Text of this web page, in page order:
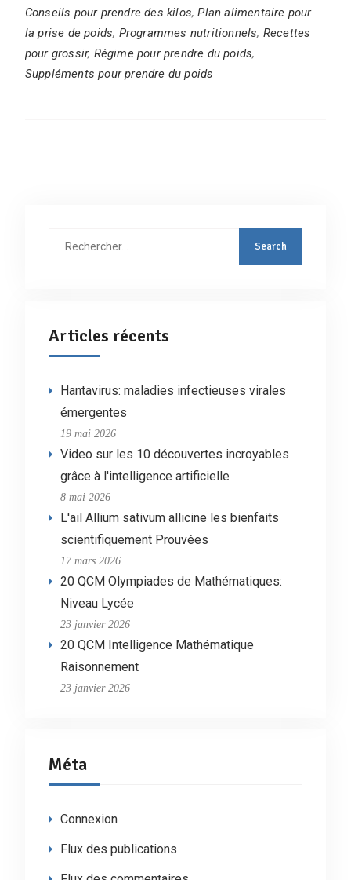
Conseils pour prendre des kilos,Plan alimentaire pour
la prise de poids, Programmes nutritionnels, Recettes
pour grossir, Régime pour prendre du poids,
Suppléments pour prendre du poids
Articles récents
Hantavirus: maladies infectieuses virales
émergentes
19 mai 2026
Video sur les 10 découvertes incroyables
grâce à l'intelligence artificielle
8 mai 2026
L'ail Allium sativum allicine les bienfaits
scientifiquement Prouvées
17 mars 2026
20 QCM Olympiades de Mathématiques:
Niveau Lycée
23 janvier 2026
20 QCM Intelligence Mathématique
Raisonnement
23 janvier 2026
Méta
Connexion
Flux des publications